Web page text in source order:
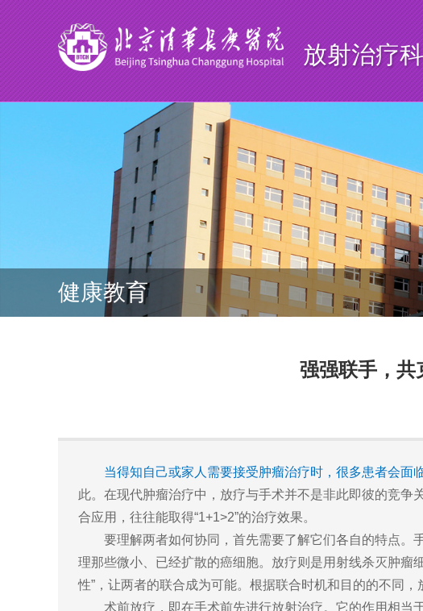
放射治疗科
健康教育
强强联手，
当得知自己或家人需要接受肿瘤治疗时，很多患者会面
此。在现代肿瘤治疗中，放疗与手术并不是非此即彼的竞争
合应用，往往能取得“1+1>2”的治疗效果。
要理解两者如何协同，首先需要了解它们各自的特点。
理那些微小、已经扩散的癌细胞。放疗则是用射线杀灭肿瘤
性”，让两者的联合成为可能。根据联合时机和目的的不同
术前放疗，即在手术前先进行放射治疗。它的作用相当